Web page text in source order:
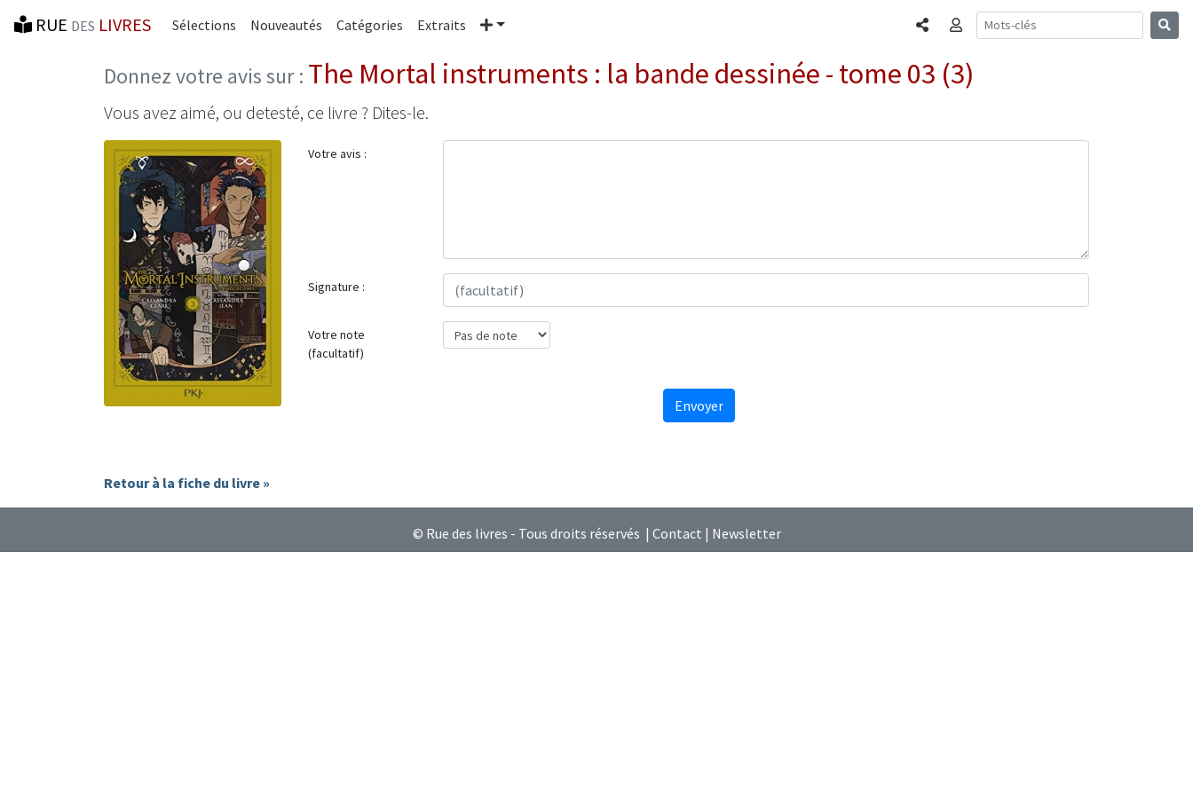
RUE DES LIVRES Sélections Nouveautés Catégories Extraits Plus PartagerConnexion
Donnez votre avis sur : The Mortal instruments : la bande dessinée - tome 03 (3)
Vous avez aimé, ou detesté, ce livre ? Dites-le.
Votre avis :
Signature :
Votre note
(facultatif)
Envoyer
Retour à la fiche du livre »
© Rue des livres - Tous droits réservés | Contact | Newsletter